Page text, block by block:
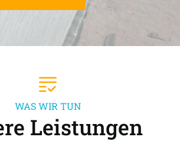
WAS WIR TUN
Leistungen